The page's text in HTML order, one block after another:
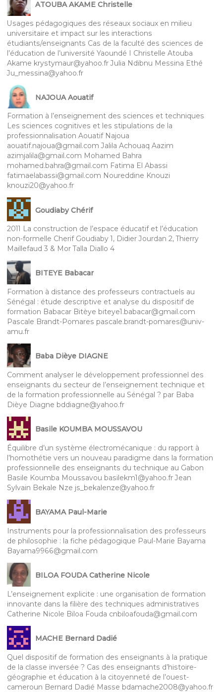
ATOUBA AKAME Christelle
Usages pédagogiques des réseaux sociaux en milieu
universitaire et impact sur les interactions
étudiants/enseignants Cas de la faculté des sciences de
l’éducation de l’université Yaoundé I Christelle Atouba
Akame krystymaur@yahoo.fr Julia Ndibnu Messina Ethé
Ju_messina@yahoo.fr
NAJOUA Aouatif
Formation à l’enseignement des sciences et techniques
Les sciences cognitives et les stipulations de la
professionnalisation Aouatif Najoua
aouatif.najoua@gmail.com Jalila Achouaq Aazim
azimjalila@gmail.com Mohamed Bahra
mohamed.bahra@gmail.com Fatima El Abassi
fatimaelabassi@gmail.com Noureddine Knouzi
knouzi20@yahoo.fr
Goudiaby Chérif
2011 La construction de l’espace éducatif et l’éducation
non-formelle Cherif Goudiaby 1, Didier Jourdan 2, Thierry
Maillefaud 3 & Mor Talla Diallo 4
BITEYE Babacar
Formation à distance des professeurs contractuels au
Sénégal : étude descriptive et analyse du dispositif de
formation Babacar Bitèye biteye1.babacar@gmail.com
Pascale Brandt-Pomares pascale.brandt-pomares@univ-
amu.fr
Baba Dièye DIAGNE
Comment analyser le développement professionnel des
enseignants du secteur de l’enseignement technique et
de la formation professionnelle au Sénégal ? par Baba
Dièye Diagne bddiagne@yahoo.fr
Basile KOUMBA MOUSSAVOU
Équilibre d’un système électromécanique : du rapport à
l’homothétie vers un nouveau paradigme dans la formation
professionnelle des enseignants du technique au Gabon
Basile Koumba Moussavou basilekm1@yahoo.fr Jean
Sylvain Bekale Nze js_bekalenze@yahoo.fr
BAYAMA Paul-Marie
Instruments pour la professionnalisation des professeurs
de philosophie : la fiche pédagogique Paul-Marie Bayama
Bayama9966@gmail.com
BILOA FOUDA Catherine Nicole
L’enseignement explicite : une organisation de formation
innovante dans la filière des techniques administratives
Catherine Nicole Biloa Fouda cnbiloafouda@gmail.com
MACHE Bernard Dadié
Quel dispositif de formation des enseignants à la pratique
de la classe inversée ? Cas des enseignants d’histoire-
géographie et éducation à la citoyenneté de l’ouest-
cameroun Bernard Dadié Masse bdamache2008@yahoo.fr